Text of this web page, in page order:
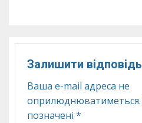
Залишити відповідь
Ваша e-mail адреса не
оприлюднюватиметься.
позначені *